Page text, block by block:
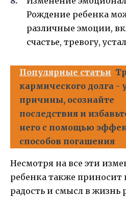
Рождение ребенка
различные эмоции,
счастье, тревогу,
Популярные статьи
кармического долга -
причины, осознайте
последствия и
него с помощью
способов погашения
Несмотря на все эти
ребенка также приносит
радость и смысл в жизнь